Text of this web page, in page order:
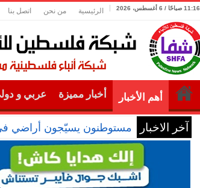
11:16 صباحًا / 6 أغسطس، 2026 الرئيسية من نحن اتصل بنا
أهم الأخبار أخبار مميزة عربي و
آخر الاخبار مستوطنون يسيّجون أراضي في